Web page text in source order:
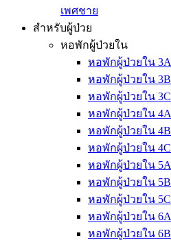
เพศชาย
สำหรับผู้ป่วย
หอพักผู้ป่วยใน
หอพักผู้ป่วยใน 3A
หอพักผู้ป่วยใน 3B
หอพักผู้ป่วยใน 3C
หอพักผู้ป่วยใน 4A
หอพักผู้ป่วยใน 4B
หอพักผู้ป่วยใน 4C
หอพักผู้ป่วยใน 5A
หอพักผู้ป่วยใน 5B
หอพักผู้ป่วยใน 5C
หอพักผู้ป่วยใน 6A
หอพักผู้ป่วยใน 6B